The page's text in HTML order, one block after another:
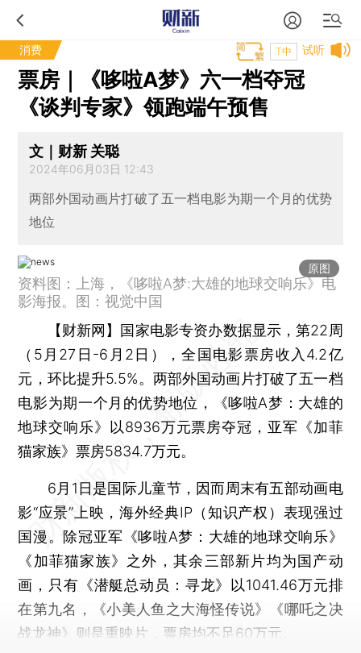
消费 试听
T中
票房｜《哆啦A梦》六一档夺冠
《谈判专家》领跑端午预售
文｜财新 关聪
2024年06月03日 12:43
两部外国动画片打破了五一档电影为期一个月的优势
地位
原图
资料图：上海，《哆啦A梦:大雄的地球交响乐》电
影海报。图：视觉中国
【财新网】 国家电影专资办数据显示，第22周
（5月27日-6月2日），全国电影票房收入4.2亿
元，环比提升5.5%。两部外国动画片打破了五一档
电影为期一个月的优势地位，《哆啦A梦：大雄的
地球交响乐》以8936万元票房夺冠，亚军《加菲
猫家族》票房5834.7万元。
6月1日是国际儿童节，因而周末有五部动画电
影“应景”上映，海外经典IP（知识产权）表现强过
国漫。除冠亚军《哆啦A梦：大雄的地球交响乐》
《加菲猫家族》之外，其余三部新片均为国产动
画，只有《潜艇总动员：寻龙》以1041.46万元排
在第九名，《小美人鱼之大海怪传说》《哪吒之决
战龙神》则是重映片，票房均不足60万元。